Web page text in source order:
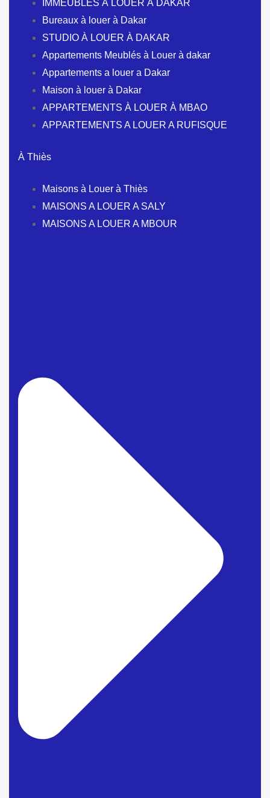
IMMEUBLES À LOUER À DAKAR
Bureaux à louer à Dakar
STUDIO À LOUER À DAKAR
Appartements Meublés à Louer à dakar
Appartements a louer a Dakar
Maison à louer à Dakar
APPARTEMENTS À LOUER À MBAO
APPARTEMENTS A LOUER A RUFISQUE
À Thiès
Maisons à Louer à Thiès
MAISONS A LOUER A SALY
MAISONS A LOUER A MBOUR